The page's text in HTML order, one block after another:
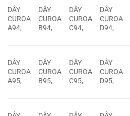
DÂY
CUROA
A94,
DÂY
CUROA
B94,
DÂY
CUROA
C94,
DÂY
CUROA
D94,
DÂY
CUROA
A95,
DÂY
CUROA
B95,
DÂY
CUROA
C95,
DÂY
CUROA
D95,